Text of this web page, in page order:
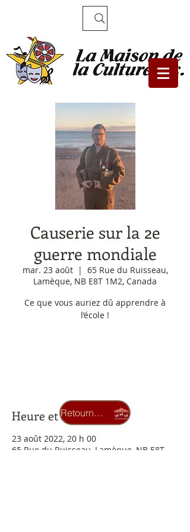
Causerie sur la 2e
guerre mondiale
mar. 23 août
  |
65 Rue du Ruisseau,
Lamèque, NB E8T 1M2, Canada
Ce que vous auriez dû apprendre à
l’école !
Heure et lieu
23 août 2022, 20 h 00
65 Rue du Ruisseau, Lamèque, NB E8T
Retourner au carrousel